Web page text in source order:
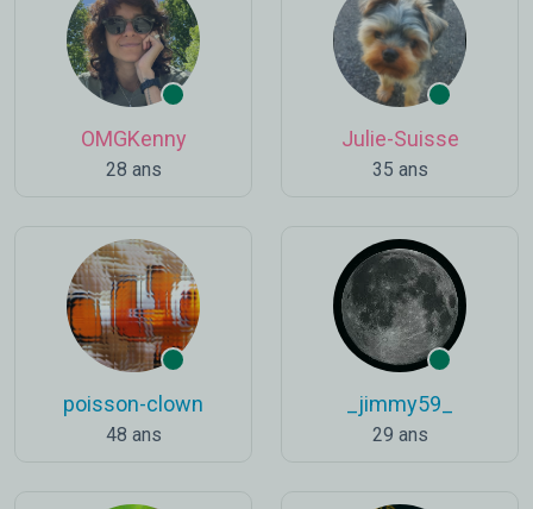
OMGKenny
28 ans
Julie-Suisse
35 ans
poisson-clown
48 ans
_jimmy59_
29 ans